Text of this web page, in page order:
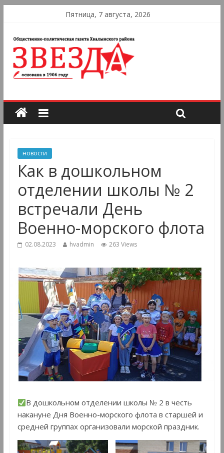
Пятница, 7 августа, 2026
новости
Как в дошкольном
отделении школы № 2
встречали День
Военно-морского флота
02.08.2023 hvadmin 263 Views
В дошкольном отделении школы № 2 в честь
накануне Дня Военно-морского флота в старшей и
средней группах организовали морской праздник.